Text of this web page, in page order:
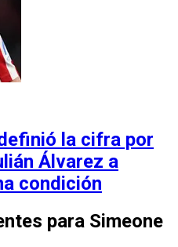
la cifra por
Álvarez a
condición
para Simeone